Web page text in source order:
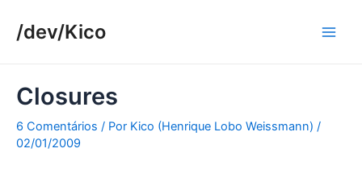
para/dev/Kico
Closures
6 Comentários / Por Kico (Henrique Lobo Weissmann) /
02/01/2009